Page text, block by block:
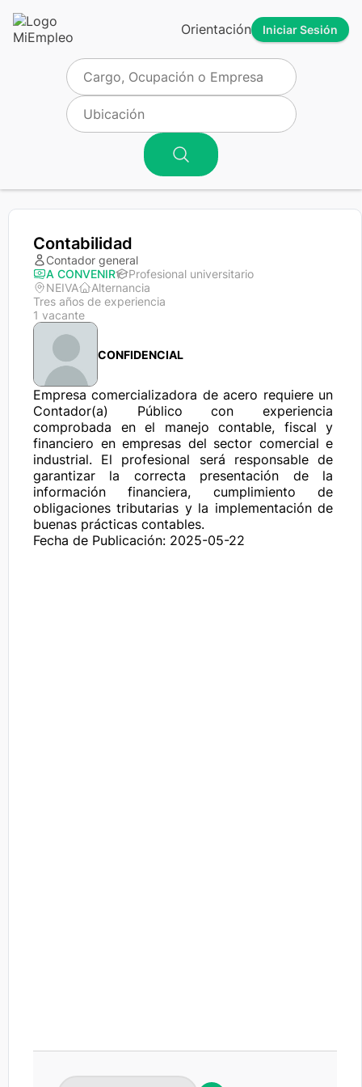
Orientación Iniciar Sesión
Contabilidad
Contador general
A CONVENIR
Profesional universitario
NEIVA
Alternancia
Tres años de experiencia
1 vacante
CONFIDENCIAL
Empresa comercializadora de acero requiere un
Contador(a) Público con experiencia
comprobada en el manejo contable, fiscal y
financiero en empresas del sector comercial e
industrial. El profesional será responsable de
garantizar la correcta presentación de la
información financiera, cumplimiento de
obligaciones tributarias y la implementación de
buenas prácticas contables.
Fecha de Publicación: 2025-05-22